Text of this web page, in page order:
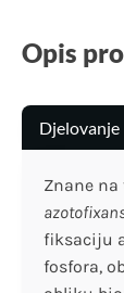
Opis
Djelovanje
Znane
fiksaciju
fosfora,